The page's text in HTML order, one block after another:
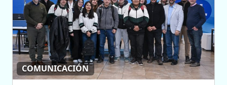
COMUNICACIÓN